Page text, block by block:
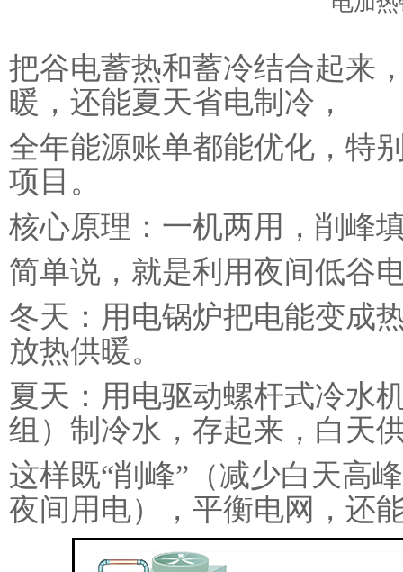
把谷电蓄热和蓄冷结合起来
暖，还能夏天省电制冷，
全年能源账单都能优化，特
项目。
核心原理：一机两用，削峰
简单说，就是利用‌夜间低谷
冬天‌：用电锅炉把电能变成
放热供暖。
夏天‌：用电驱动螺杆式冷水
组）制冷水，存起来，白天
这样既“削峰”（减少白天高
夜间用电），平衡电网，还